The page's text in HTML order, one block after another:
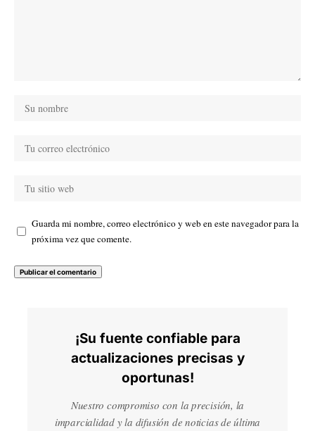
Guarda mi nombre, correo electrónico y web en este navegador para la
próxima vez que comente.
¡Su fuente confiable para
actualizaciones precisas y
oportunas!
Nuestro compromiso con la precisión, la
imparcialidad y la difusión de noticias de última